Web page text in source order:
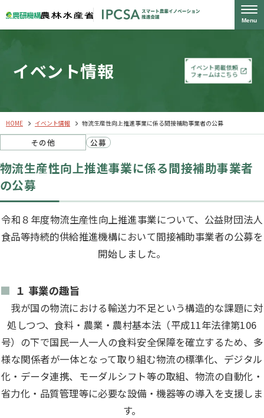
Menu
イベント情報
イベント掲載依頼
フォームはこちら
HOME イベント情報 物流生産性向上推進事業に係る間接補助事業者の公募
その他 公募​
物流生産性向上推進事業に係る間接補助事業者
の公募
令和８年度物流生産性向上推進事業について、公益財団法人
食品等持続的供給推進機構において間接補助事業者の公募を
開始しました。
１ 事業の趣旨
我が国の物流における輸送力不足という構造的な課題に対
処しつつ、食料・農業・農村基本法（平成11年法律第106
号）の下で国民一人一人の食料安全保障を確立するため、多
様な関係者が一体となって取り組む物流の標準化、デジタル
化・データ連携、モーダルシフト等の取組、物流の自動化・
省力化・品質管理等に必要な設備・機器等の導入を支援しま
す。